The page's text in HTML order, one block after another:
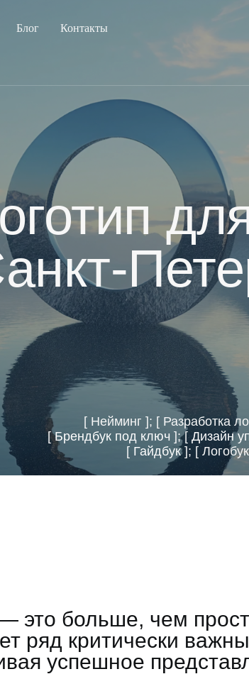
Блог Контакты
[ Нейминг ]; [ Разработка
[Брендбук под ключ ]; [ Дизайн
[ Гайдбук]; [
это больше, чем
ряд критически
успешное